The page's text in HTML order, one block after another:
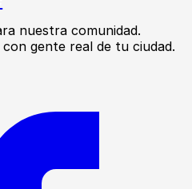
nuestra comunidad.
gente real de tu ciudad.